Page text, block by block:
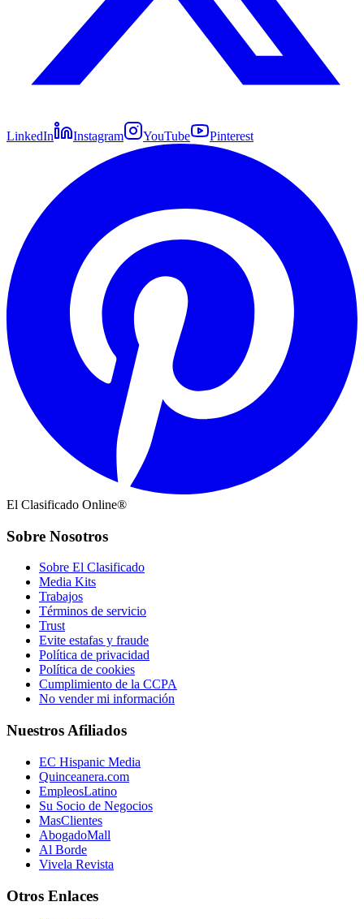
LinkedIn Instagram YouTube Pinterest
El Clasificado Online®
Sobre Nosotros
Sobre El Clasificado
Media Kits
Trabajos
Términos de servicio
Trust
Evite estafas y fraude
Política de privacidad
Política de cookies
Cumplimiento de la CCPA
No vender mi información
Nuestros Afiliados
EC Hispanic Media
Quinceanera.com
EmpleosLatino
Su Socio de Negocios
MasClientes
AbogadoMall
Al Borde
Vivela Revista
Otros Enlaces